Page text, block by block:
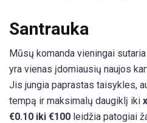
Santrauka
Mūsų komanda vieningai
yra vienas įdomiausių naujos
Jis jungia paprastas taisykles,
tempą ir maksimalų daugiklį iki
€0.10 iki €100 leidžia patogiai